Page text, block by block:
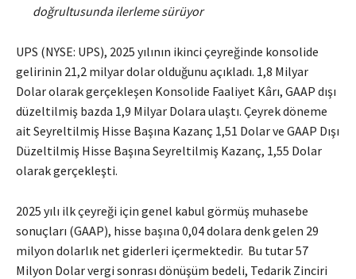
doğrultusunda ilerleme sürüyor
UPS (NYSE: UPS), 2025 yılının ikinci çeyreğinde konsolide
gelirinin 21,2 milyar dolar olduğunu açıkladı. 1,8 Milyar
Dolar olarak gerçekleşen Konsolide Faaliyet Kârı, GAAP dışı
düzeltilmiş bazda 1,9 Milyar Dolara ulaştı. Çeyrek döneme
ait Seyreltilmiş Hisse Başına Kazanç 1,51 Dolar ve GAAP Dışı
Düzeltilmiş Hisse Başına Seyreltilmiş Kazanç, 1,55 Dolar
olarak gerçekleşti.
2025 yılı ilk çeyreği için genel kabul görmüş muhasebe
sonuçları (GAAP), hisse başına 0,04 dolara denk gelen 29
milyon dolarlık net giderleri içermektedir. Bu tutar 57
Milyon Dolar vergi sonrası dönüşüm bedeli, Tedarik Zinciri